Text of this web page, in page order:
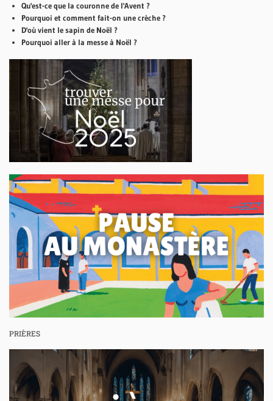
Qu'est-ce que la couronne de l'Avent ?
Pourquoi et comment fait-on une crèche ?
D'où vient le sapin de Noël ?
Pourquoi aller à la messe à Noël ?
PRIÈRES